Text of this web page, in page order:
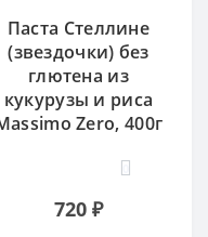
Паста Стеллине
(звездочки) без
глютена из
кукурузы и риса
Zero, 400г
720 ₽